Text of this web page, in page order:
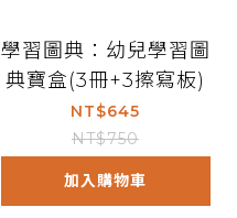
學習圖典：幼兒學習圖
典寶盒(3冊+3擦寫板)
NT$645
NT$750
加入購物車